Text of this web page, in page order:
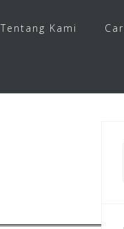
Tentang Kami